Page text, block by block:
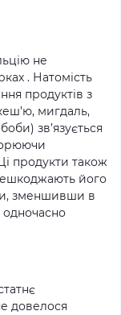
не
. Натомість
продуктів з
мигдаль,
зв’язується
продукти також
його
зменшивши в
одночасно
довелося